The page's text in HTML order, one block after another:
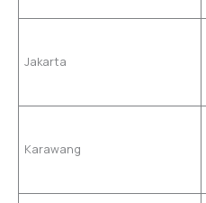
Jakarta
Karawang